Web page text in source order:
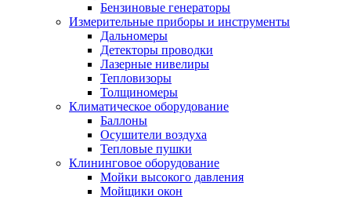
Бензиновые генераторы
Измерительные приборы и инструменты
Дальномеры
Детекторы проводки
Лазерные нивелиры
Тепловизоры
Толщиномеры
Климатическое оборудование
Баллоны
Осушители воздуха
Тепловые пушки
Клининговое оборудование
Мойки высокого давления
Мойщики окон